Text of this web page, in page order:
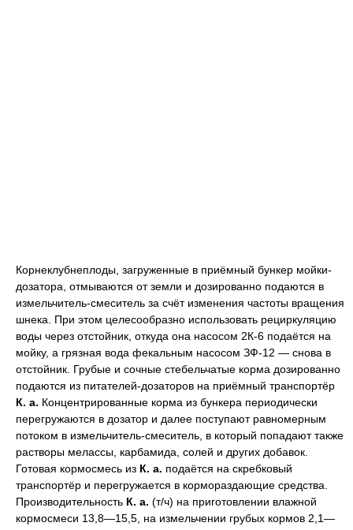
Корнеклубнеплоды, загруженные в приёмный бункер мойки-
дозатора, отмываются от земли и дозированно подаются в
измельчитель-смеситель за счёт изменения частоты вращения
шнека. При этом целесообразно использовать рециркуляцию
воды через отстойник, откуда она насосом 2К-6 подаётся на
мойку, а грязная вода фекальным насосом ЗФ-12 — снова в
отстойник. Грубые и сочные стебельчатые корма дозированно
подаются из питателей-дозаторов на приёмный транспортёр
К. а. Концентрированные корма из бункера периодически
перегружаются в дозатор и далее поступают равномерным
потоком в измельчитель-смеситель, в который попадают также
растворы мелассы, карбамида, солей и других добавок.
Готовая кормосмесь из К. а. подаётся на скребковый
транспортёр и перегружается в кормораздающие средства.
Производительность К. а. (т/ч) на приготовлении влажной
кормосмеси 13,8—15,5, на измельчении грубых кормов 2,1—